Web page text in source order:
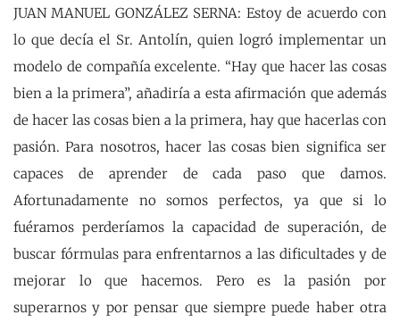
JUAN MANUEL GONZÁLEZ SERNA: Estoy de acuerdo con
lo que decía el Sr. Antolín, quien logró implementar un
modelo de compañía excelente. “Hay que hacer las cosas
bien a la primera”, añadiría a esta afirmación que además
de hacer las cosas bien a la primera, hay que hacerlas con
pasión. Para nosotros, hacer las cosas bien significa ser
capaces de aprender de cada paso que damos.
Afortunadamente no somos perfectos, ya que si lo
fuéramos perderíamos la capacidad de superación, de
buscar fórmulas para enfrentarnos a las dificultades y de
mejorar lo que hacemos. Pero es la pasión por
superarnos y por pensar que siempre puede haber otra